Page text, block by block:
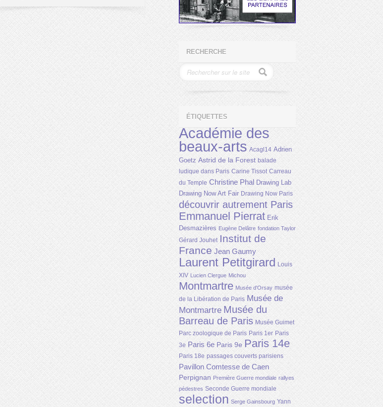
RECHERCHE
ÉTIQUETTES
Académie des
beaux-arts Acagl14 Adrien
Goetz Astrid de la Forest balade
ludique dans Paris Carine Tissot Carreau
du Temple Christine Phal Drawing Lab
Drawing Now Art Fair Drawing Now Paris
découvrir autrement Paris
Emmanuel Pierrat Erik
Desmazières Eugène Delâtre fondation Taylor
Gérard Jouhet Institut de
France Jean Gaumy
Laurent Petitgirard Louis
XIV Lucien Clergue Michou
Montmartre Musée d'Orsay musée
de la Libération de Paris Musée de
Montmartre Musée du
Barreau de Paris Musée Guimet
Parc zoologique de Paris Paris 1er Paris
3e Paris 6e Paris 9e Paris 14e
Paris 18e passages couverts parisiens
Pavillon Comtesse de Caen
Perpignan Première Guerre mondiale rallyes
pédestres Seconde Guerre mondiale
selection Serge Gainsbourg Yann